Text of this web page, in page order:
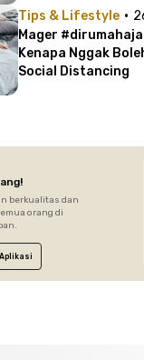
Tips & Lifestyle ·
Mager
Kenapa Nggak
Social Distancing
berkualitas dan
orang di
Aplikasi